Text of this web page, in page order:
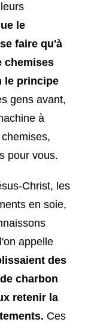
le
faire qu'à
chemises
le principe
gens avant,
à
pour vous.
Christ, les
en soie,
appelle
des
charbon
retenir la
Ces